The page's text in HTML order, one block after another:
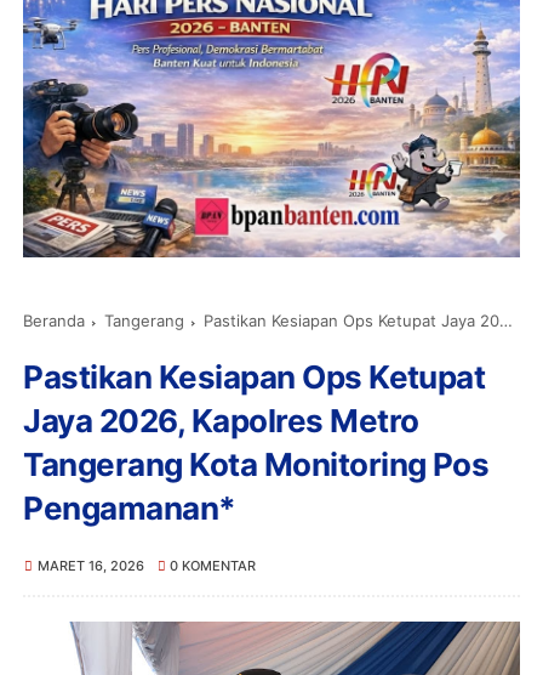
Beranda Tangerang Pastikan Kesiapan Ops Ketupat Jaya 2026, Kapolres Metro Tangerang Kota Monitoring Pos Pengamanan*
Pastikan Kesiapan Ops Ketupat
Jaya 2026, Kapolres Metro
Tangerang Kota Monitoring Pos
Pengamanan*
MARET 16, 2026 0 KOMENTAR